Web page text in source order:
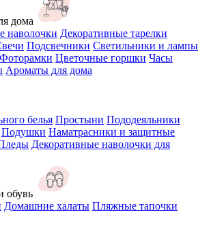
дома
наволочки Декоративные тарелки
Подсвечники Светильники и лампы
Фоторамки Цветочные горшки Часы
Ароматы для дома
белья Простыни Пододеяльники
Подушки Наматрасники и защитные
Декоративные наволочки для
обувь
Домашние халаты Пляжные тапочки